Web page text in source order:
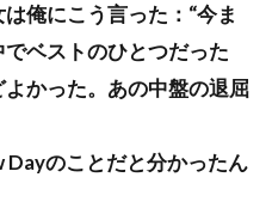
俺にこう言った：“今ま
ベストのひとつだった
かった。あの中盤の退屈
Dayのことだと分かったん